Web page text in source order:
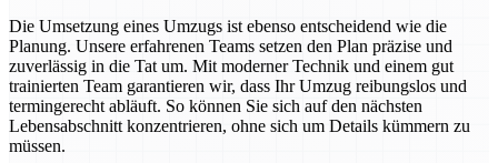
Die Umsetzung eines Umzugs ist ebenso entscheidend wie die
Planung. Unsere erfahrenen Teams setzen den Plan präzise und
zuverlässig in die Tat um. Mit moderner Technik und einem gut
trainierten Team garantieren wir, dass Ihr Umzug reibungslos und
termingerecht abläuft. So können Sie sich auf den nächsten
Lebensabschnitt konzentrieren, ohne sich um Details kümmern zu
müssen.